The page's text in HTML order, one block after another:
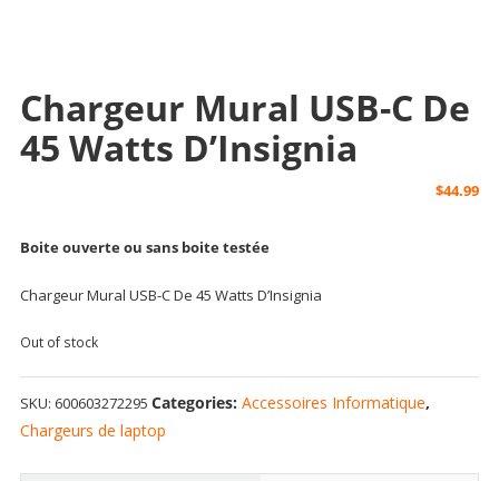
Chargeur Mural USB-C De
45 Watts D’Insignia
$44.99
Boite ouverte ou sans boite testée
Chargeur Mural USB-C De 45 Watts D’Insignia
Out of stock
SKU: 600603272295 Categories: Accessoires Informatique,
Chargeurs de laptop